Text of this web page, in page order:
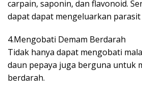
carpain, saponin, dan flavonoid.
dapat dapat mengeluarkan
4.Mengobati Demam Berdarah
Tidak hanya dapat mengobati
daun pepaya juga berguna untuk
berdarah.